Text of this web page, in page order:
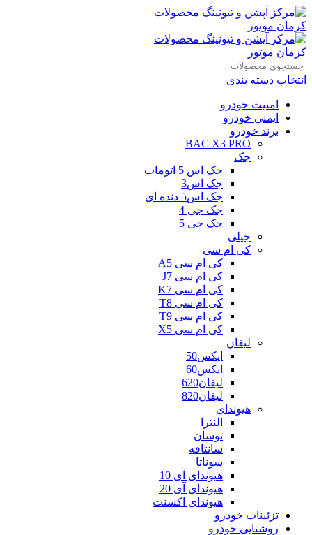
انتخاب دسته بندی
امنیت خودرو
ایمنی خودرو
برند خودرو
BAC X3 PRO
جک
جک اس 5 اتومات
جک اس3
جک اس5 دنده ای
جک جی 4
جک جی 5
جیلی
کی ام سی
کی ام سی A5
کی ام سی J7
کی ام سی K7
کی ام سی T8
کی ام سی T9
کی ام سی X5
لیفان
ایکس50
ایکس60
لیفان620
لیفان820
هیوندای
النترا
توسان
سانتافه
سوناتا
هیوندای آی 10
هیوندای آی 20
هیوندای اکسنت
تزئینات خودرو
روشنایی خودرو